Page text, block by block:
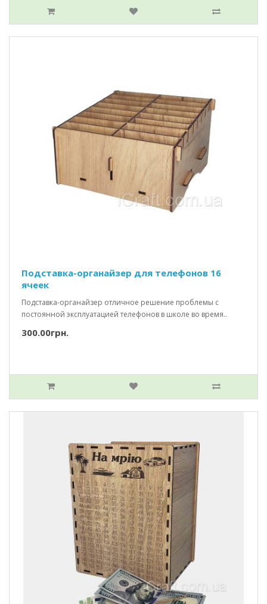
Подставка-органайзер для телефонов 16
ячеек
Подставка-органайзер отличное решение проблемы с
постоянной эксплуатацией телефонов в школе во время..
300.00грн.